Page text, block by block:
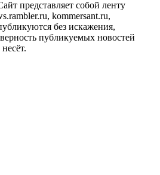
представляет собой ленту
kommersant.ru,
без искажения,
публикуемых новостей